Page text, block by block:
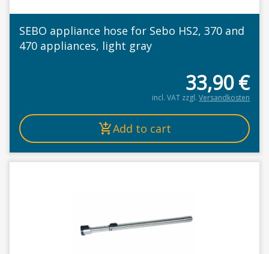
SEBO appliance hose for Sebo HS2, 370 and
470 appliances, light gray
33,90€
incl. VAT zzgl. Versandkosten
Add to cart